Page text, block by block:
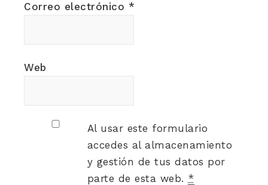
Correo electrónico *
Web
Al usar este formulario
accedes al almacenamiento
y gestión de tus datos por
parte de esta web. *